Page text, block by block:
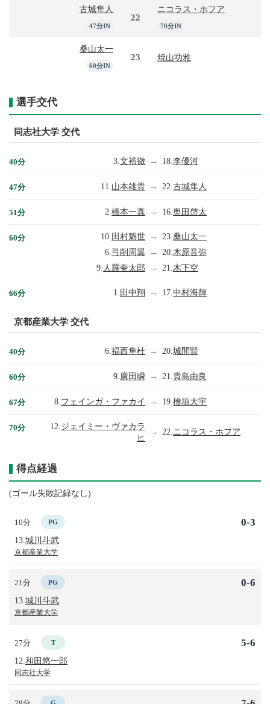
古城隼人
47分IN
22
ニコラス・ホフア
70分IN
桑山太一
60分IN
23 焼山功雅
選手交代
同志社大学 交代
40分 3. 文裕徹 → 18. 李優河
47分 11. 山本雄貴 → 22. 古城隼人
51分 2. 橋本一真 → 16. 奥田啓太
60分 10. 田村魁世 → 23. 桑山太一
6. 弓削周翼 → 20. 木原音弥
9. 人羅奎太郎 → 21. 木下空
66分 1. 田中翔 → 17. 中村海輝
京都産業大学 交代
40分 6. 福西隼杜 → 20. 城間賢
60分 9. 廣田瞬 → 21. 貴島由良
67分 8. フェインガ・ファカイ → 19. 檜垣大宇
70分 12. ジェイミー・ヴァカラ
ヒ
→ 22.ニコラス・ホフア
得点経過
(ゴール失敗記録なし)
10分 PG
13. 城川斗武
京都産業大学
0-3
21分 PG
13. 城川斗武
京都産業大学
0-6
27分 T
12. 和田悠一郎
同志社大学
5-6